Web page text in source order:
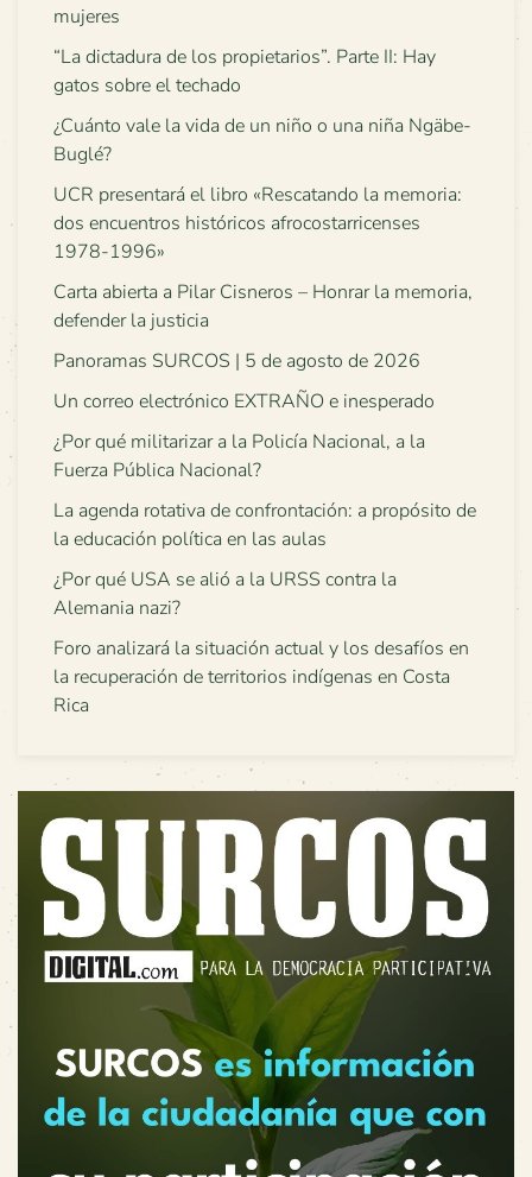
mujeres
“La dictadura de los propietarios”. Parte II: Hay
gatos sobre el techado
¿Cuánto vale la vida de un niño o una niña Ngäbe-
Buglé?
UCR presentará el libro «Rescatando la memoria:
dos encuentros históricos afrocostarricenses
1978-1996»
Carta abierta a Pilar Cisneros – Honrar la memoria,
defender la justicia
Panoramas SURCOS | 5 de agosto de 2026
Un correo electrónico EXTRAÑO e inesperado
¿Por qué militarizar a la Policía Nacional, a la
Fuerza Pública Nacional?
La agenda rotativa de confrontación: a propósito de
la educación política en las aulas
¿Por qué USA se alió a la URSS contra la
Alemania nazi?
Foro analizará la situación actual y los desafíos en
la recuperación de territorios indígenas en Costa
Rica